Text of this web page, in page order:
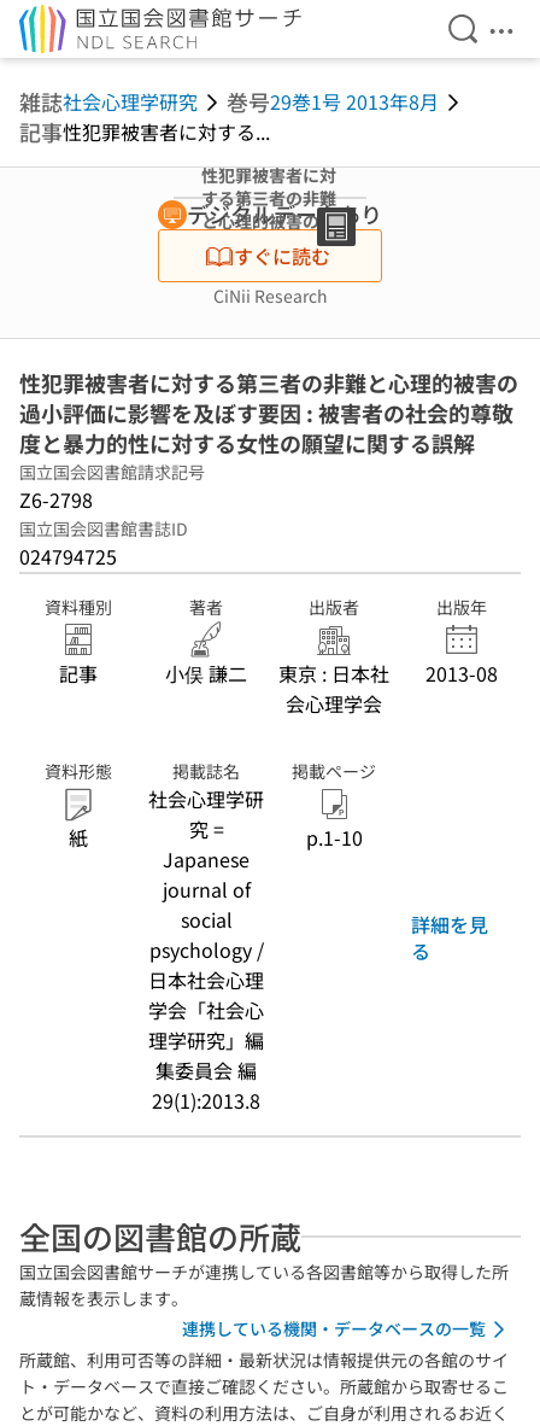
検索を
メ
雑誌社会心理学研究 巻号29巻1号 2013年8月
記事性犯罪被害者に対する...
性犯罪被害者に対
する第三者の非難
と心理的被害の過
小評価に影響を及
ぼす要因 : 被害者
の社会的尊敬度と
暴力的性に対する
女性の願望に関す
デジタルデータあり
すぐに読む
CiNii Research
性犯罪被害者に対する第三者の非難と心理的被害の
過小評価に影響を及ぼす要因 : 被害者の社会的尊敬
度と暴力的性に対する女性の願望に関する誤解
国立国会図書館請求記号
Z6-2798
国立国会図書館書誌ID
024794725
資料種別
記事
著者
小俣 謙二
出版者
東京 : 日本社
会心理学会
出版年
2013-08
資料形態
紙
掲載誌名
社会心理学研
究 =
Japanese
journal of
social
psychology /
日本社会心理
学会「社会心
理学研究」編
集委員会 編
29(1):2013.8
掲載ページ
p.1-10
詳細を見
る
全国の図書館の所蔵
国立国会図書館サーチが連携している各図書館等から取得した所
蔵情報を表示します。
連携している機関・データベースの一覧
所蔵館、利用可否等の詳細・最新状況は情報提供元の各館のサイ
ト・データベースで直接ご確認ください。所蔵館から取寄せるこ
とが可能かなど、資料の利用方法は、ご自身が利用されるお近く